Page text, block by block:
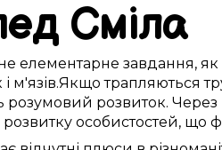
Сміла
елементарне завдання, як
м'язів.Якщо трапляються
розумовий розвиток. Через
розвитку особистостей, що